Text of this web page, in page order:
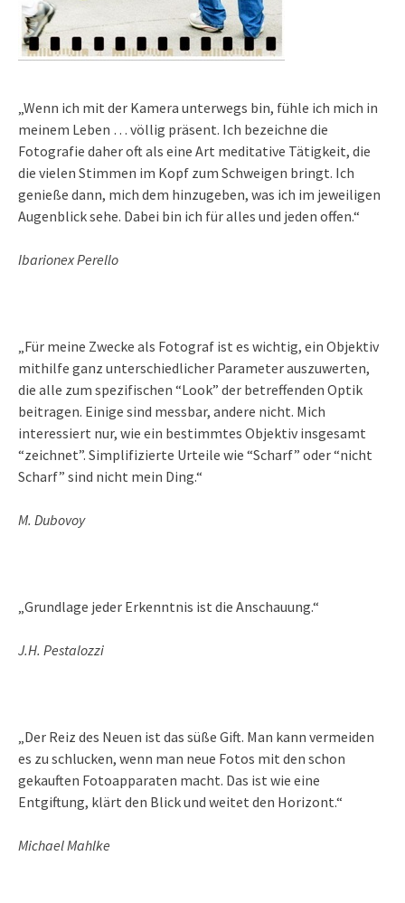
„Wenn ich mit der Kamera unterwegs bin, fühle ich mich in
meinem Leben … völlig präsent. Ich bezeichne die
Fotografie daher oft als eine Art meditative Tätigkeit, die
die vielen Stimmen im Kopf zum Schweigen bringt. Ich
genieße dann, mich dem hinzugeben, was ich im jeweiligen
Augenblick sehe. Dabei bin ich für alles und jeden offen.“
Ibarionex Perello
„Für meine Zwecke als Fotograf ist es wichtig, ein Objektiv
mithilfe ganz unterschiedlicher Parameter auszuwerten,
die alle zum spezifischen “Look” der betreffenden Optik
beitragen. Einige sind messbar, andere nicht. Mich
interessiert nur, wie ein bestimmtes Objektiv insgesamt
“zeichnet”. Simplifizierte Urteile wie “Scharf” oder “nicht
Scharf” sind nicht mein Ding.“
M. Dubovoy
„Grundlage jeder Erkenntnis ist die Anschauung.“
J.H. Pestalozzi
„Der Reiz des Neuen ist das süße Gift. Man kann vermeiden
es zu schlucken, wenn man neue Fotos mit den schon
gekauften Fotoapparaten macht. Das ist wie eine
Entgiftung, klärt den Blick und weitet den Horizont.“
Michael Mahlke